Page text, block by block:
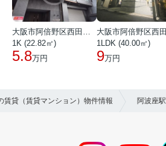
大阪市阿倍野区西田辺町１丁目
1K (22.82㎡)
5.8万円
1LDK (40.00㎡)
9万円
賃貸（賃貸マンション）物件情報 阿波座駅